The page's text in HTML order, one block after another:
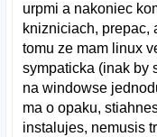
urpmi a nakoniec
knizniciach, prepac,
tomu ze mam linux
sympaticka (inak by
na windowse
ma o opaku,
instalujes, nemusis